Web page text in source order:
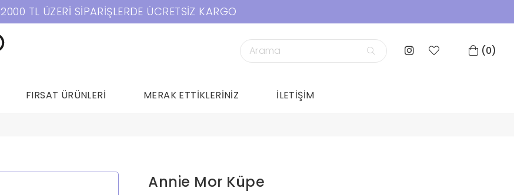
2000 TL ÜZERİ SİPARİŞLERDE ÜCRETSİZ KARGO
0
FIRSAT ÜRÜNLERİ MERAK ETTİKLERİNİZ İLETİŞİM
Annie Mor Küpe